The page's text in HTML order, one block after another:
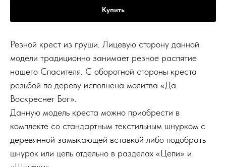
Купить
Резной крест из груши. Лицевую сторону данной
модели традиционно занимает резное распятие
нашего Спасителя. С оборотной стороны креста
резьбой по дереву исполнена молитва «Да
Воскреснет Бог».
Данную модель креста можно приобрести в
комплекте со стандартным текстильным шнурком с
деревянной замыкающей вставкой либо подобрать
шнурок или цепь отдельно в разделах «Цепи» и